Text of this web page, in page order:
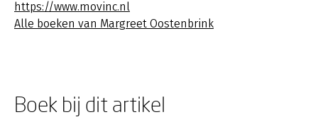
https://www.movinc.nl
Alle boeken van Margreet Oostenbrink
Boek bij dit artikel